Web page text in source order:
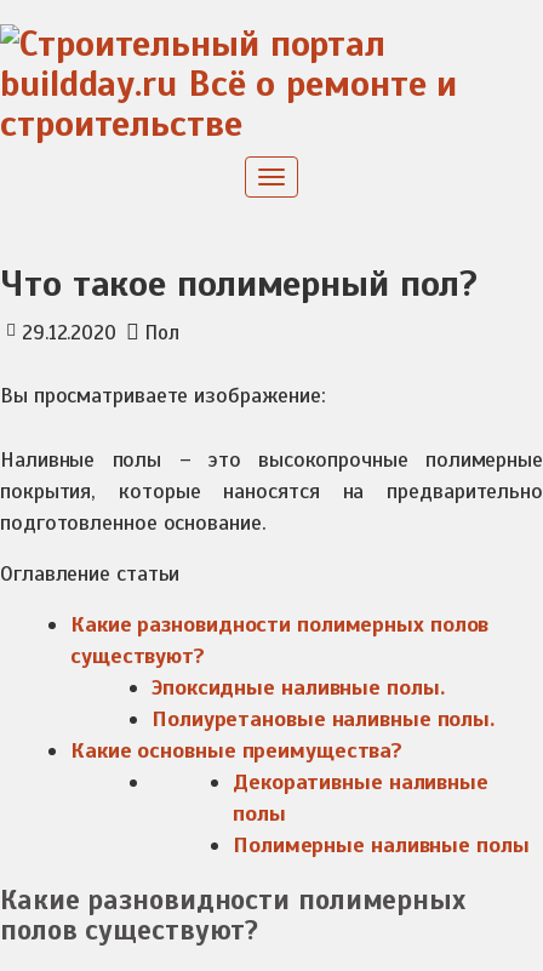
to
content
Toggle
Что такое полимерный пол?
29.12.2020 Пол
Вы просматриваете изображение:
Наливные полы – это высокопрочные полимерные
покрытия, которые наносятся на предварительно
подготовленное основание.
Оглавление статьи
Какие разновидности полимерных полов
существуют?
Эпоксидные наливные полы.
Полиуретановые наливные полы.
Какие основные преимущества?
Декоративные наливные
полы
Полимерные наливные полы
Какие разновидности полимерных
полов существуют?